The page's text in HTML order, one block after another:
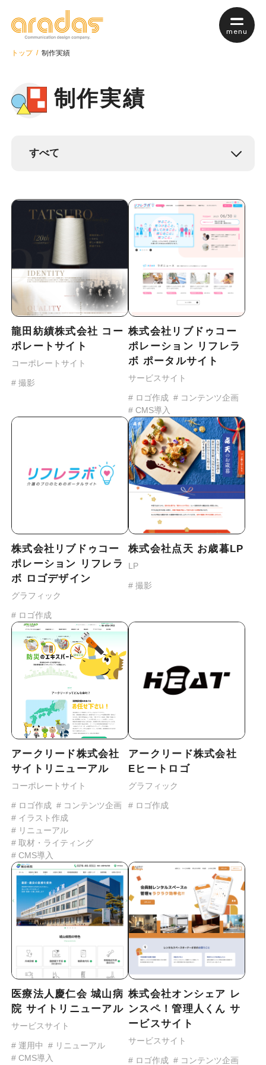
menu
私たちについて
webマーケティング
保守・管理について
よくあるご質問
制作実績
マガジン
会社情報
メンバー紹介お見積もりについてプライバシーポリシー
トップ 制作実績
制作実績
龍田紡績株式会社 コー
ポレートサイト
コーポレートサイト
# 撮影
株式会社リブドゥコー
ポレーション リフレラ
ボ ポータルサイト
サービスサイト
# ロゴ作成 # コンテンツ企画
# CMS導入
株式会社リブドゥコー
ポレーション リフレラ
ボ ロゴデザイン
グラフィック
# ロゴ作成
株式会社点天 お歳暮LP
LP
# 撮影
アークリード株式会社
サイトリニューアル
コーポレートサイト
# ロゴ作成 # コンテンツ企画
# イラスト作成
# リニューアル
# 取材・ライティング
# CMS導入
アークリード株式会社
Eヒートロゴ
グラフィック
# ロゴ作成
医療法人慶仁会 城山病
院 サイトリニューアル
サービスサイト
# 運用中
# リニューアル
# CMS導入
株式会社オンシェア レ
ンスペ！管理人くん サ
ービスサイト
サービスサイト
# ロゴ作成 # コンテンツ企画